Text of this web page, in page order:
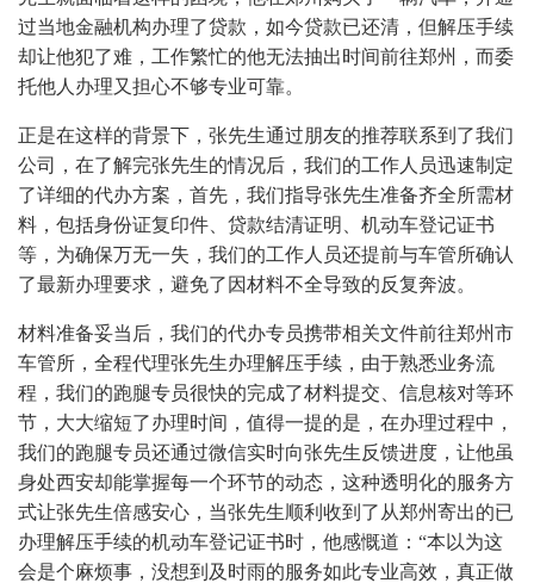
过当地金融机构办理了贷款，如今贷款已还清，但解压手续
却让他犯了难，工作繁忙的他无法抽出时间前往郑州，而委
托他人办理又担心不够专业可靠。
正是在这样的背景下，张先生通过朋友的推荐联系到了我们
公司，在了解完张先生的情况后，我们的工作人员迅速制定
了详细的代办方案，首先，我们指导张先生准备齐全所需材
料，包括身份证复印件、贷款结清证明、机动车登记证书
等，为确保万无一失，我们的工作人员还提前与车管所确认
了最新办理要求，避免了因材料不全导致的反复奔波。
材料准备妥当后，我们的代办专员携带相关文件前往郑州市
车管所，全程代理张先生办理解压手续，由于熟悉业务流
程，我们的跑腿专员很快的完成了材料提交、信息核对等环
节，大大缩短了办理时间，值得一提的是，在办理过程中，
我们的跑腿专员还通过微信实时向张先生反馈进度，让他虽
身处西安却能掌握每一个环节的动态，这种透明化的服务方
式让张先生倍感安心，当张先生顺利收到了从郑州寄出的已
办理解压手续的机动车登记证书时，他感慨道：“本以为这
会是个麻烦事，没想到及时雨的服务如此专业高效，真正做